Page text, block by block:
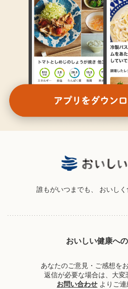
誰もがいつまでも、 おいし
おいしい健康へ
あなたのご意見・ご感想を
返信が必要な場合は、大
お問い合わせ よりご